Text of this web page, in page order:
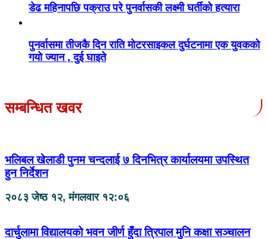
डेढ महिनापछि पक्राउ परे पुनर्वासकी लक्ष्मी घर्तीको हत्यारा
पुनर्वासमा तीजकै दिन राति मोटरसाइकल दुर्घटनामा एक युवकको
गयो ज्यान , दुई घाइते
सम्बन्धित खवर
भलिबल खेलाडी पुनम चन्दलाई ७ दिनभित्र कार्यालयमा उपस्थित
हुन निर्देशन
२०८३ जेष्ठ १२, मंगलवार १२:०६
दार्चुलामा विद्यालयको भवन जीर्ण हुँदा त्रिपाल मुनि कक्षा सञ्चालन